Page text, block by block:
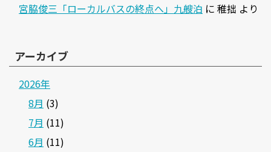
宮脇俊三「ローカルバスの終点へ」九艘泊 に 稚拙 より
アーカイブ
2026年
8月 (3)
7月 (11)
6月 (11)